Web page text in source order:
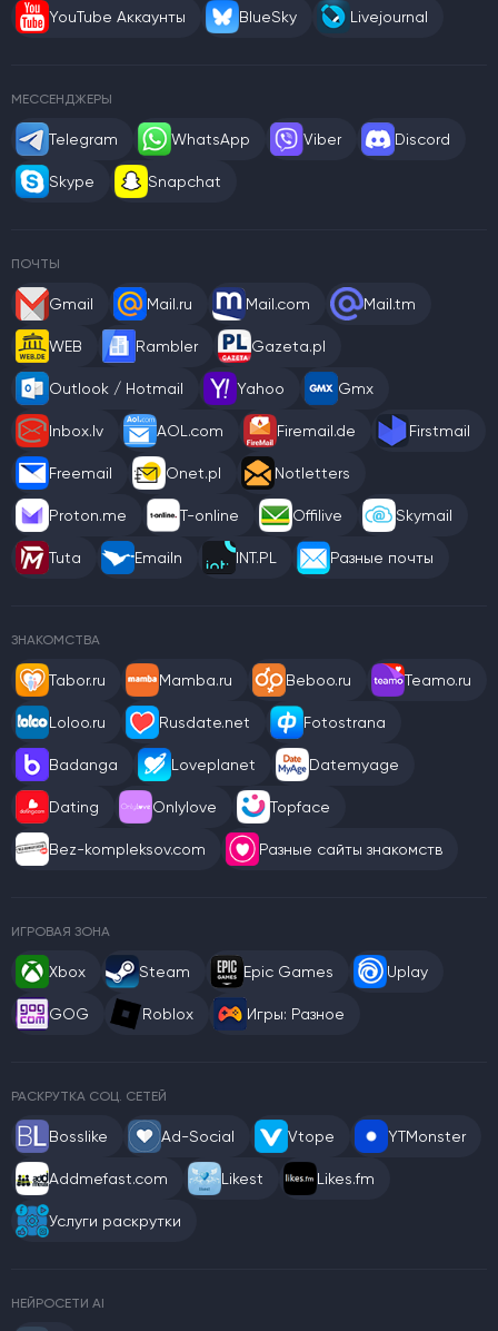
YouTube Аккаунты BlueSky Livejournal
МЕССЕНДЖЕРЫ
Telegram WhatsApp Viber Discord
Skype Snapchat
ПОЧТЫ
Gmail Mail.ru Mail.com Mail.tm
WEB Rambler Gazeta.pl
Outlook / Hotmail Yahoo Gmx
Inbox.lv AOL.com Firemail.de Firstmail
Freemail Onet.pl Notletters
Proton.me T-online Offilive Skymail
Tuta Emailn INT.PL Разные почты
ЗНАКОМСТВА
Tabor.ru Mamba.ru Beboo.ru Teamo.ru
Loloo.ru Rusdate.net Fotostrana
Badanga Loveplanet Datemyage
Dating Onlylove Topface
Bez-kompleksov.com Разные сайты знакомств
ИГРОВАЯ ЗОНА
Xbox Steam Epic Games Uplay
GOG Roblox Игры: Разное
РАСКРУТКА СОЦ. СЕТЕЙ
Bosslike Ad-Social Vtope YTMonster
Addmefast.com Likest Likes.fm
Услуги раскрутки
НЕЙРОСЕТИ AI